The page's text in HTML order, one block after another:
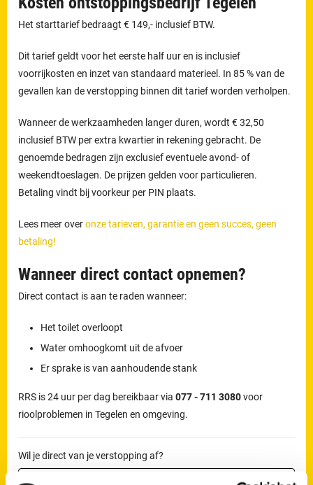
Het starttarief bedraagt € 149,- inclusief BTW.
Dit tarief geldt voor het eerste half uur en is inclusief
voorrijkosten en inzet van standaard materieel. In 85 % van de
gevallen kan de verstopping binnen dit tarief worden verholpen.
Wanneer de werkzaamheden langer duren, wordt € 32,50
inclusief BTW per extra kwartier in rekening gebracht. De
genoemde bedragen zijn exclusief eventuele avond- of
weekendtoeslagen. De prijzen gelden voor particulieren.
Betaling vindt bij voorkeur per PIN plaats.
Lees meer overonze tarieven, garantie en geen succes, geen
betaling!
Wanneer direct contact opnemen?
Direct contact is aan te raden wanneer:
Het toilet overloopt
Water omhoogkomt uit de afvoer
Er sprake is van aanhoudende stank
RRS is 24 uur per dag bereikbaar via077 - 711 3080voor
rioolproblemen in Tegelen en omgeving.
Wil je direct van je verstopping af?